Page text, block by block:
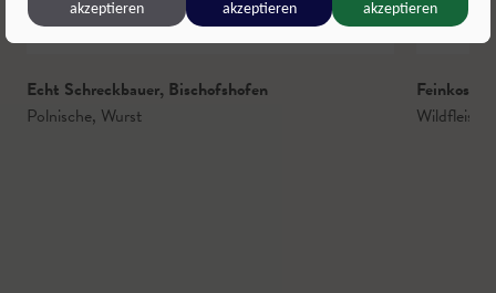
Echt Schreckbauer, Bischofshofen
Polnische, Wurst
Wildfleisch
akzeptieren
akzeptieren
akzeptieren